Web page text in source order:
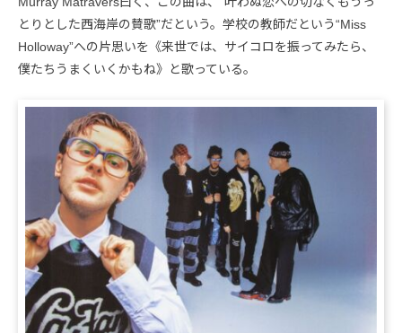
とりとした西海岸の賛歌”だという。学校の教師だという“Miss
Holloway”への片思いを《来世では、サイコロを振ってみたら、
僕たちうまくいくかもね》と歌っている。